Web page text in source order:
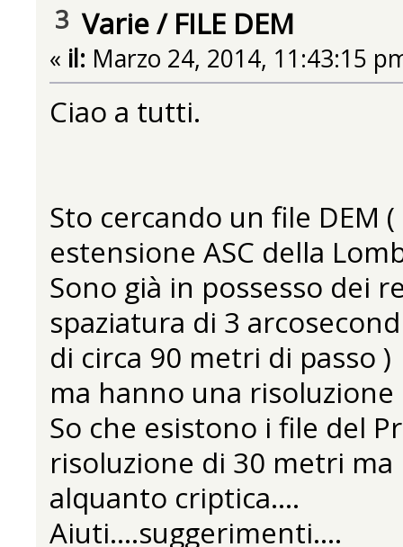
3 Varie/ FILE DEM
« il: Marzo 24, 2014, 11:43:15
Ciao a tutti.
Sto cercando un file DEM
estensione ASC della
Sono già in possesso dei
spaziatura di 3
di circa 90 metri di passo )
ma hanno una
So che esistono i file del
risoluzione di 30 metri
alquanto criptica....
Aiuti....suggerimenti....